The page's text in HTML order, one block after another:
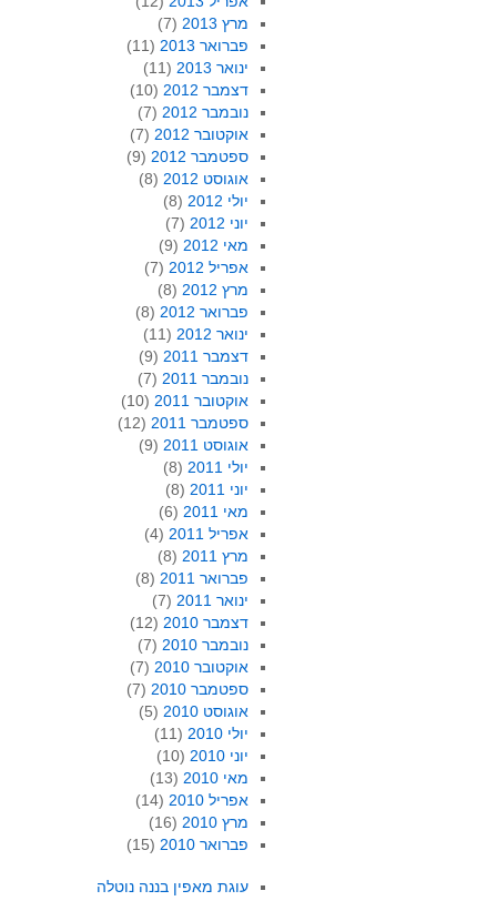
מרץ 2013
(7)
פברואר 2013
(11)
ינואר 2013
(11)
דצמבר 2012
(10)
נובמבר 2012
(7)
אוקטובר 2012
(7)
ספטמבר 2012
(9)
אוגוסט 2012
(8)
יולי 2012
(8)
יוני 2012
(7)
מאי 2012
(9)
אפריל 2012
(7)
מרץ 2012
(8)
פברואר 2012
(8)
ינואר 2012
(11)
דצמבר 2011
(9)
נובמבר 2011
(7)
אוקטובר 2011
(10)
ספטמבר 2011
(12)
אוגוסט 2011
(9)
יולי 2011
(8)
יוני 2011
(8)
מאי 2011
(6)
אפריל 2011
(4)
מרץ 2011
(8)
פברואר 2011
(8)
ינואר 2011
(7)
דצמבר 2010
(12)
נובמבר 2010
(7)
אוקטובר 2010
(7)
ספטמבר 2010
(7)
אוגוסט 2010
(5)
יולי 2010
(11)
יוני 2010
(10)
מאי 2010
(13)
אפריל 2010
(14)
מרץ 2010
(16)
פברואר 2010
(15)
עוגת מאפין בננה נוטלה